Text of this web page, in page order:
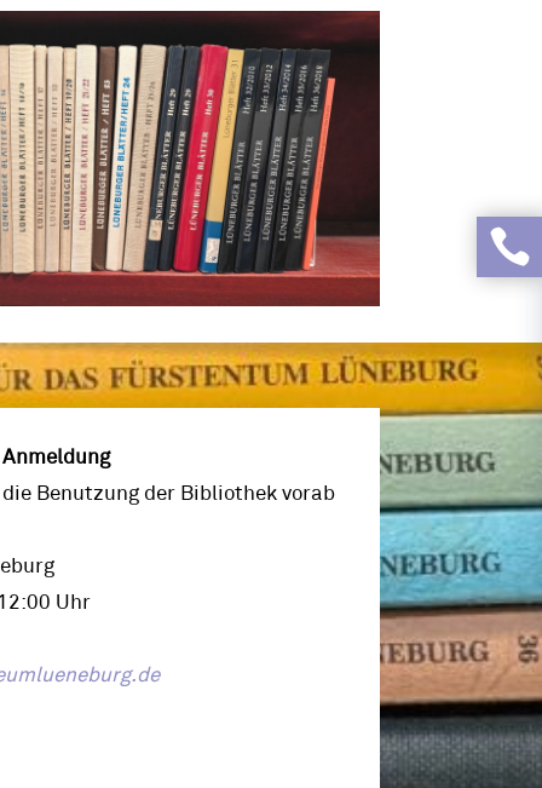
Benutzung der Bibliothek vorab
Uhr
